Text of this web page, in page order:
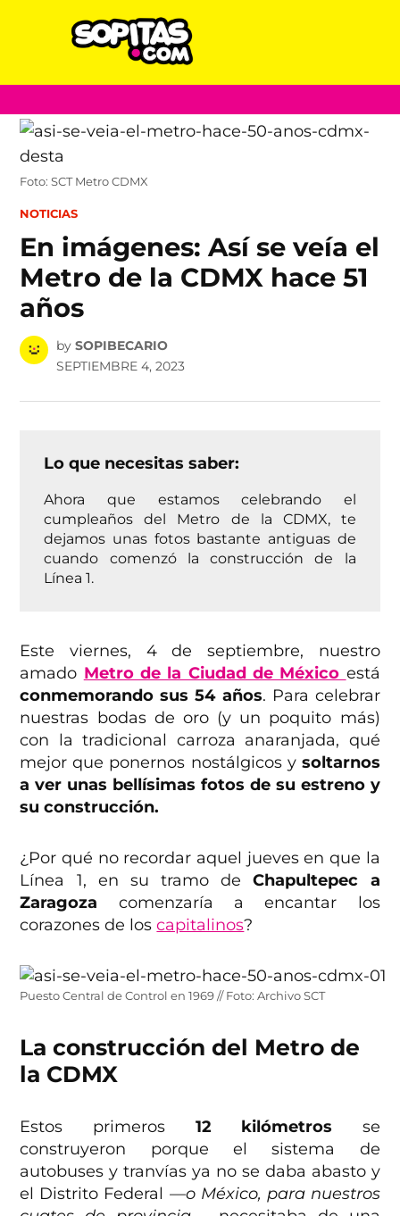
Skip
to
content
Foto: SCT Metro CDMX
POSTED
NOTICIAS
En imágenes: Así se veía el
Metro de la CDMX hace 51
años
by SOPIBECARIO
SEPTIEMBRE 4, 2023
Lo que necesitas saber:
Ahora que estamos celebrando el
cumpleaños del Metro de la CDMX, te
dejamos unas fotos bastante antiguas de
cuando comenzó la construcción de la
Línea 1.
Este viernes, 4 de septiembre, nuestro
amado Metro de la Ciudad de México está
conmemorando sus 54 años. Para celebrar
nuestras bodas de oro (y un poquito más)
con la tradicional carroza anaranjada, qué
mejor que ponernos nostálgicos y soltarnos
a ver unas bellísimas fotos de su estreno y
su construcción.
¿Por qué no recordar aquel jueves en que la
Línea 1, en su tramo deChapultepec a
Zaragoza comenzaría a encantar los
corazones de loscapitalinos?
Puesto Central de Control en 1969 // Foto: Archivo SCT
La construcción del Metro de
la CDMX
Estos primeros 12 kilómetros se
construyeron porque el sistema de
autobuses y tranvías ya no se daba abasto y
el Distrito Federal —o México, para nuestros